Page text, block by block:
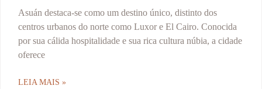
Asuán destaca-se como um destino único, distinto dos
centros urbanos do norte como Luxor e El Cairo. Conocida
por sua cálida hospitalidade e sua rica cultura núbia, a cidade
oferece
LEIA MAIS »